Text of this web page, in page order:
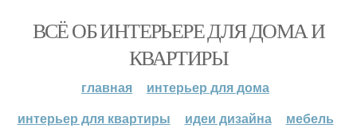
ВСЁ ОБ ИНТЕРЬЕРЕ ДЛЯ ДОМА И
КВАРТИРЫ
главная
интерьер для дома
интерьер для квартиры
идеи дизайна мебель